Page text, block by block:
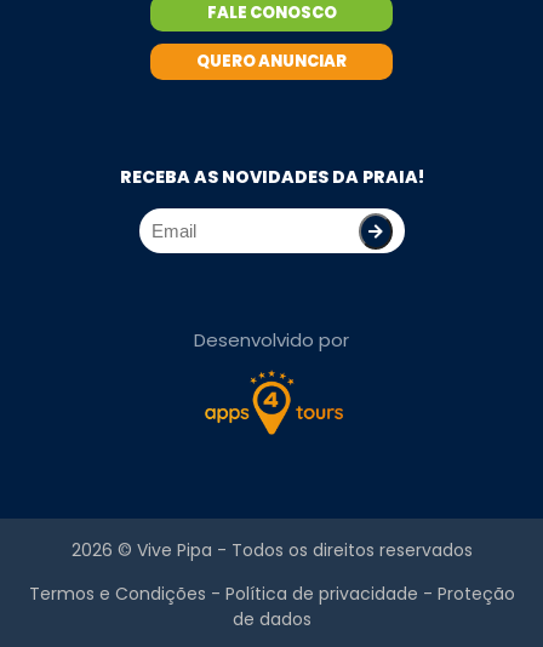
FALE CONOSCO
QUERO ANUNCIAR
RECEBA AS NOVIDADES DA PRAIA!
Desenvolvido por
2026 © Vive Pipa - Todos os direitos reservados
Termos e Condições - Política de privacidade - Proteção
de dados